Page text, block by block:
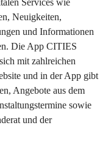
Services wie
Neuigkeiten,
und Informationen
Die App CITIES
mit zahlreichen
und in der App gibt
Angebote aus dem
sowie
und der